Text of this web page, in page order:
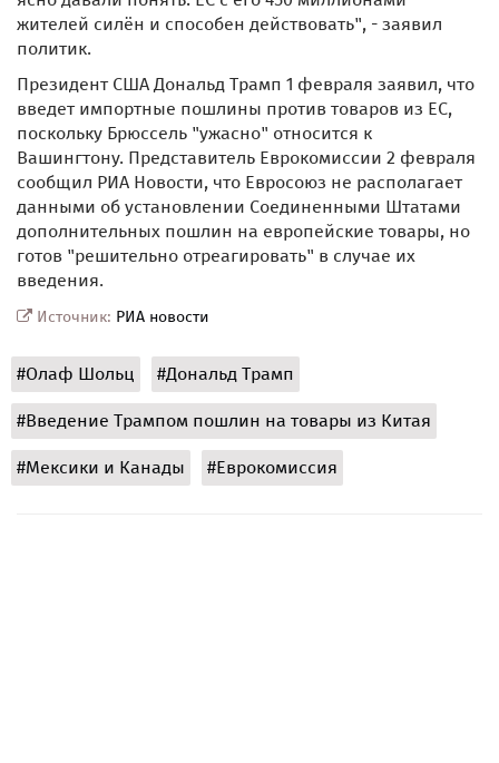
жителей силён и способен действовать", - заявил
политик.
Президент США Дональд Трамп 1 февраля заявил, что
введет импортные пошлины против товаров из ЕС,
поскольку Брюссель "ужасно" относится к
Вашингтону. Представитель Еврокомиссии 2 февраля
сообщил РИА Новости, что Евросоюз не располагает
данными об установлении Соединенными Штатами
дополнительных пошлин на европейские товары, но
готов "решительно отреагировать" в случае их
введения.
Источник: РИА новости
#Олаф Шольц #Дональд Трамп
#Введение Трампом пошлин на товары из Китая
#Мексики и Канады #Еврокомиссия